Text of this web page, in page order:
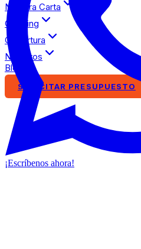
Nuestra Carta
Catering
Cobertura
Nosotros
Blog
SOLICITAR PRESUPUESTO
¡Escríbenos ahora!